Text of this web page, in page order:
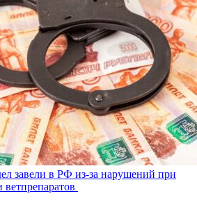
завели в РФ из-за нарушений при
ветпрепаратов